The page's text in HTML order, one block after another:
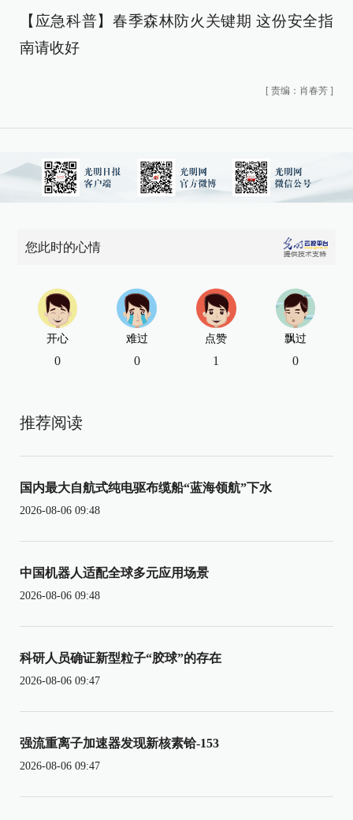
【应急科普】春季森林防火关键期 这份安全指
南请收好
[ 责编：肖春芳 ]
您此时的心情
开心
0
难过
0
点赞
1
飘过
0
推荐阅读
国内最大自航式纯电驱布缆船“蓝海领航”下水
2026-08-06 09:48
中国机器人适配全球多元应用场景
2026-08-06 09:48
科研人员确证新型粒子“胶球”的存在
2026-08-06 09:47
强流重离子加速器发现新核素铪-153
2026-08-06 09:47